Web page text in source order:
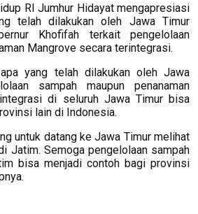
RI Jumhur Hidayat mengapresiasi
telah dilakukan oleh Jawa Timur
Khofifah terkait pengelolaan
Mangrove secara terintegrasi.
yang telah dilakukan oleh Jawa
sampah maupun penanaman
di seluruh Jawa Timur bisa
lain di Indonesia.
untuk datang ke Jawa Timur melihat
Jatim. Semoga pengelolaan sampah
bisa menjadi contoh bagi provinsi